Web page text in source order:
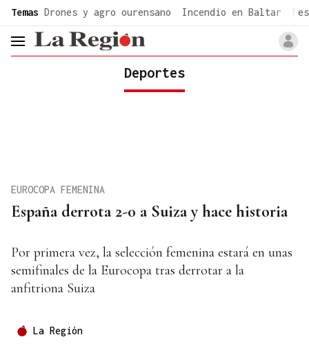
Temas Drones y agro ourensano Incendio en Baltar
header.menu.open
Deportes
España derrota 2-0 a Suiza y hace historia
EUROCOPA FEMENINA
Por primera vez, la selección femenina estará en unas
semifinales de la Eurocopa tras derrotar a la
anfitriona Suiza
La Región